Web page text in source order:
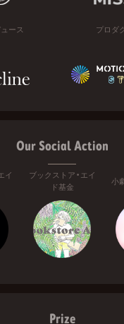
ース プロダ
Our Social Action
イ
ブックストア・エイ
ド基金
小
Prize